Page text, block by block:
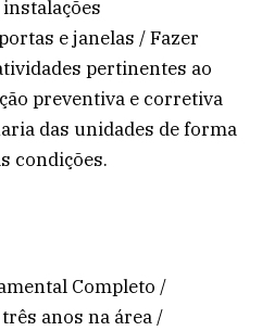
e janelas / Fazer
pertinentes ao
preventiva e corretiva
das unidades de forma
condições.
Completo /
anos na área /